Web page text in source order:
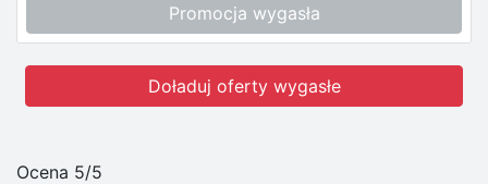
Promocja wygasła
Doładuj oferty wygasłe
Ocena 5/5